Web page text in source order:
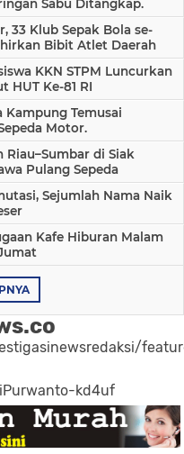
Sabu Ditangkap.
33 Klub Sepak Bola se-
Bibit Atlet Daerah
KKN STPM Luncurkan
HUT Ke-81 RI
Kampung Temusai
Motor.
di Siak
Pulang Sepeda
Sejumlah Nama Naik
Kafe Hiburan Malam
kd4uf